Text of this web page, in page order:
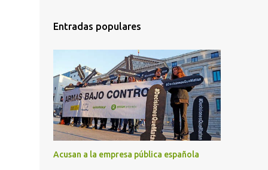
Entradas populares
Acusan a la empresa pública española